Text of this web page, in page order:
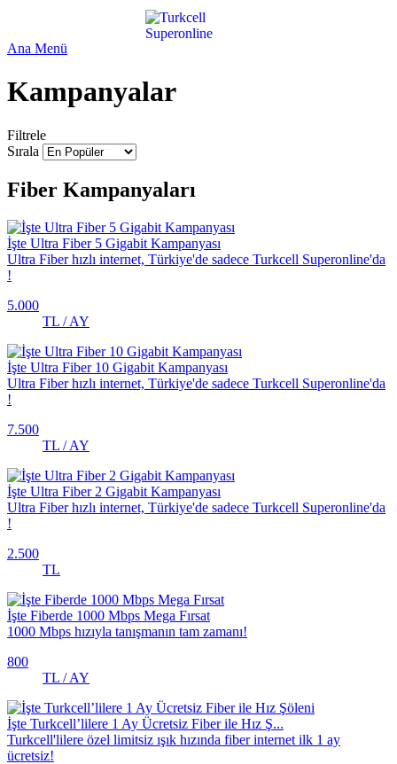
Ana Menü
Kampanyalar
Filtrele
Sırala
Fiber Kampanyaları
İşte Ultra Fiber 5 Gigabit Kampanyası
Ultra Fiber hızlı internet, Türkiye'de sadece Turkcell Superonline'da
!
5.000
TL / AY
İşte Ultra Fiber 10 Gigabit Kampanyası
Ultra Fiber hızlı internet, Türkiye'de sadece Turkcell Superonline'da
!
7.500
TL / AY
İşte Ultra Fiber 2 Gigabit Kampanyası
Ultra Fiber hızlı internet, Türkiye'de sadece Turkcell Superonline'da
!
2.500
TL
İşte Fiberde 1000 Mbps Mega Fırsat
1000 Mbps hızıyla tanışmanın tam zamanı!
800
TL / AY
İşte Turkcell’lilere 1 Ay Ücretsiz Fiber ile Hız Ş...
Turkcell'lilere özel limitsiz ışık hızında fiber internet ilk 1 ay
ücretsiz!